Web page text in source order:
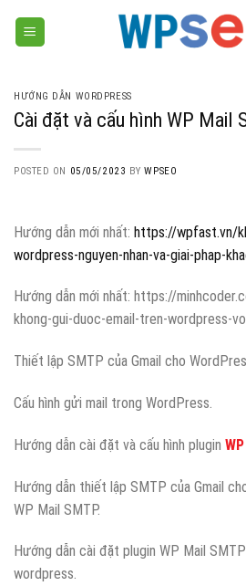
HƯỚNG DẪN WORDPRESS
Cài đặt và cấu hình WP Mail
POSTED ON 05/05/2023 BYWPSEO
Hướng dẫn mới nhất: https://wpfast.vn/
wordpress-nguyen-nhan-va-giai-phap-
Hướng dẫn mới nhất: https://
khong-gui-duoc-email-tren-wordpress-
Thiết lập SMTP của Gmail cho
Cấu hình gửi mail trong WordPress.
Hướng dẫn cài đặt và cấu hình plugin
Hướng dẫn thiết lập SMTP của Gmail
WP Mail SMTP.
Hướng dẫn cài đặt plugin WP Mail
wordpress.